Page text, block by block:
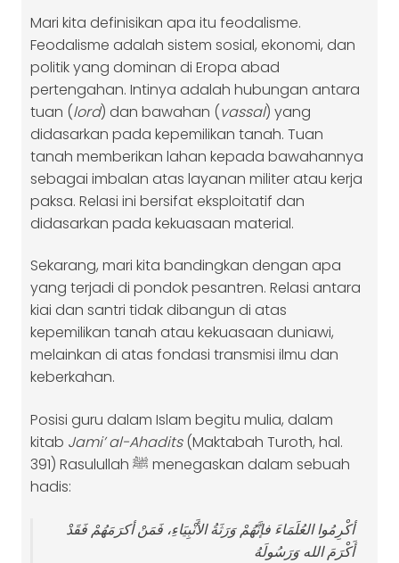
Mari kita definisikan apa itu feodalisme.
Feodalisme adalah sistem sosial, ekonomi, dan
politik yang dominan di Eropa abad
pertengahan. Intinya adalah hubungan antara
tuan (lord) dan bawahan (vassal) yang
didasarkan pada kepemilikan tanah. Tuan
tanah memberikan lahan kepada bawahannya
sebagai imbalan atas layanan militer atau kerja
paksa. Relasi ini bersifat eksploitatif dan
didasarkan pada kekuasaan material.
Sekarang, mari kita bandingkan dengan apa
yang terjadi di pondok pesantren. Relasi antara
kiai dan santri tidak dibangun di atas
kepemilikan tanah atau kekuasaan duniawi,
melainkan di atas fondasi transmisi ilmu dan
keberkahan.
Posisi guru dalam Islam begitu mulia, dalam
kitab Jami’ al-Ahadits(Maktabah Turoth, hal.
391) Rasulullah ﷺ menegaskan dalam sebuah
hadis:
أكْرِمُوا العُلَمَاءَ فإنَّهُمْ وَرَثَةُ الأَنْبِيَاءِ، فَمَنْ أكرَمَهُمْ فَقَدْ
أَكْرَمَ الله وَرَسُولَهُ